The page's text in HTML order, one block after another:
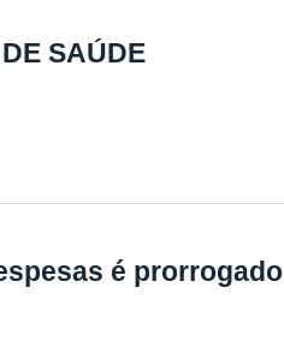
SAÚDE
é prorrogado